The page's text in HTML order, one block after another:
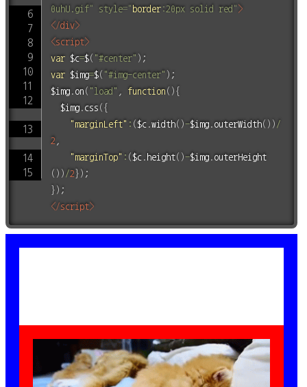
0uhU.gif" style=" border: 20px solid red " >
</div>
<script>
var $c=$( "#center" ) ;
var $img=$( "#img-center" ) ;
$img. on ( "load" , function ( ) {
	$img
. css ( {
"marginLeft" : ( $c.width( )-$img. outerWidth( ) ) /
2 ,
"marginTop" : ( $c. height( )-$img. outerHeight
( ) ) /2 } ) ;
} ) ;
</script>